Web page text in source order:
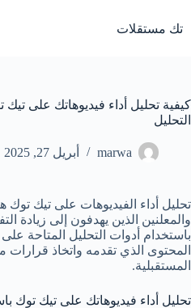
إلى
المحتوى
تك مستقلات
كيفية تحليل أداء فيديوهاتك على
التحليل
marwa أبريل 27, 2025
تحليل أداء الفيديوهات على تيك
والمعلنين الذين يهدفون إلى زيادة
باستخدام أدوات التحليل المتاحة
المحتوى الذي تقدمه واتخاذ
المستقبلية.
تحليل أداء فيديوهاتك على تيك توك